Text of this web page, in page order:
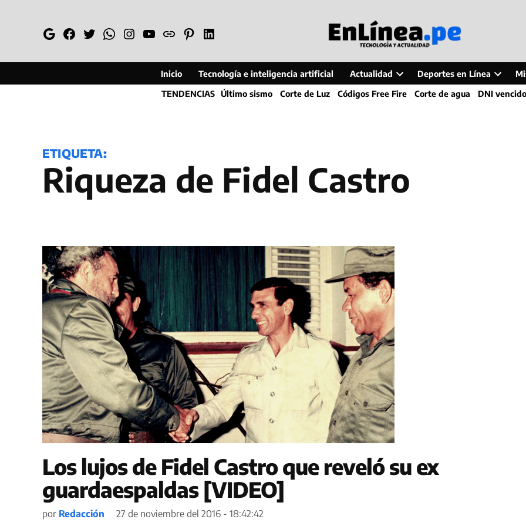
GoogleFacebook
TwitterWhatsapp
Instagram
YouTube
WebPinterestLinkedin
Inicio Tecnología e inteligencia artificial Actualidad
Open
dropdown
Deportes en Línea
Open
dropdown
TENDENCIAS Último sismo Corte de Luz Códigos Free Fire Corte de agua DNI vencido
ETIQUETA:
riqueza de Fidel Castro
Los lujos de Fidel Castro que reveló su ex
guardaespaldas [VIDEO]
por Redacción 27 de noviembre del 2016 - 18:42:42